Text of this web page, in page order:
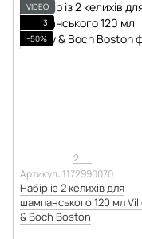
VIDEO
3
−50%
2
Артикул: 1172990070
Набір із 2 келихів для
шампанського 120 мл
& Boch Boston